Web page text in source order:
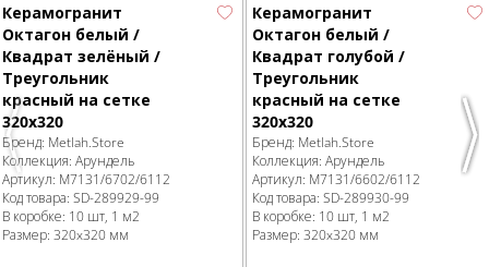
Previous
Керамогранит
Октагон белый /
Квадрат зелёный /
Треугольник
красный на сетке
320x320
Бренд: Metlah.Store
Коллекция: Арундель
Артикул: M7131/6702/6112
Код товара: SD-289929-99
В коробке: 10 шт, 1 м2
Размер: 320x320 мм
Керамогранит
Октагон белый /
Квадрат голубой /
Треугольник
красный на сетке
320x320
Бренд: Metlah.Store
Коллекция: Арундель
Артикул: M7131/6602/6112
Код товара: SD-289930-99
В коробке: 10 шт, 1 м2
Размер: 320x320 мм